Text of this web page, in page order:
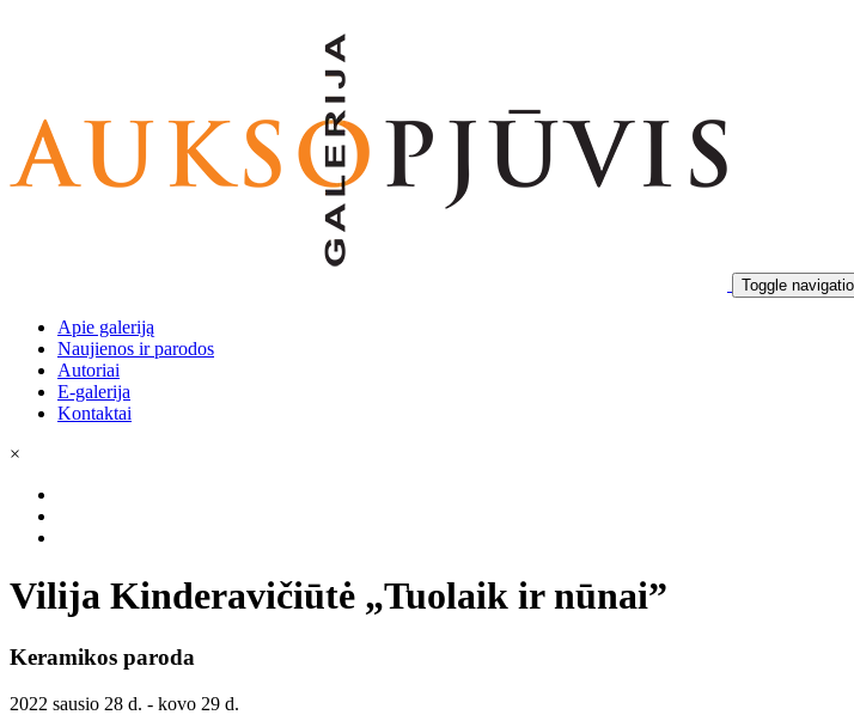
Toggle
Apie galeriją
Naujienos ir parodos
Autoriai
E-galerija
Kontaktai
×
Vilija Kinderavičiūtė „Tuolaik ir nūnai”
Keramikos paroda
2022 sausio 28 d. - kovo 29 d.